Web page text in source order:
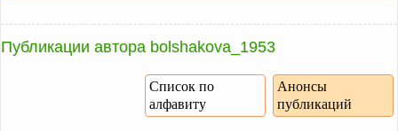
Публикации автора bolshakova_1953
Анонсы
публикаций
Список по
алфавиту